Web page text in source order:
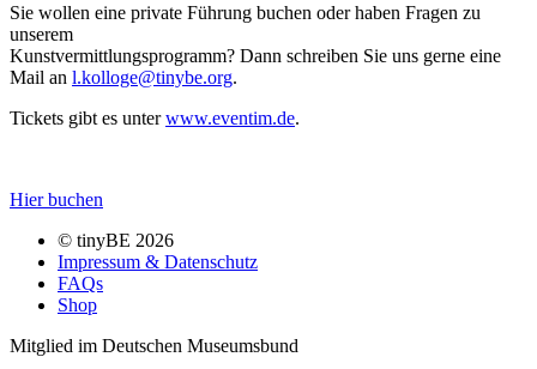
Sie wollen eine private Führung buchen oder haben Fragen zu
unserem
Kunstvermittlungsprogramm? Dann schreiben Sie uns gerne eine
Mail an l.kolloge@tinybe.org.
Tickets gibt es unterwww.eventim.de.
Hier buchen
© tinyBE 2026
Impressum & Datenschutz
FAQs
Shop
Mitglied im Deutschen Museumsbund